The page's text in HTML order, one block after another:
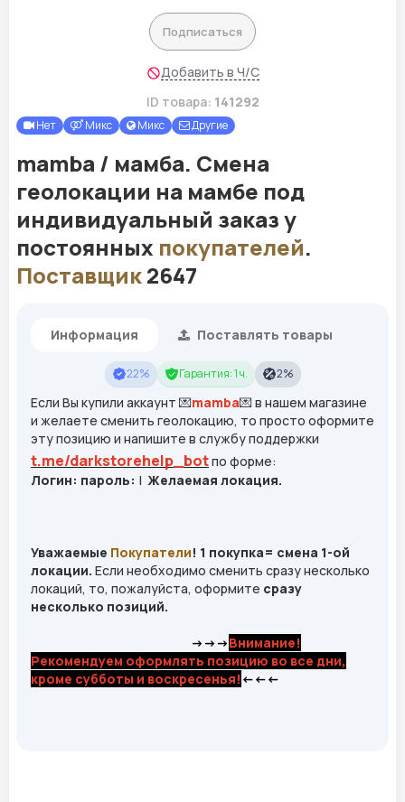
Подписаться
Добавить в Ч/С
ID товара: 141292
Нет Микс Микс Другие
mamba / мамба. Смена
геолокации на мамбе под
индивидуальный заказ у
постоянных покупателей.
Поставщик2647
Информация Поставлять товары
22% Гарантия: 1 ч. 2%
Если Вы купили аккаунт 💌mamba💌 в нашем магазине
и желаете сменить геолокацию, то просто оформите
эту позицию и напишите в службу поддержки
t.me/darkstorehelp_botпо форме:
Логин: пароль: | Желаемая локация.
Уважаемые Покупатели! 1 покупка= смена 1-ой
локации. Если необходимо сменить сразу несколько
локаций, то, пожалуйста, оформите сразу
несколько позиций.
->->->Внимание!
Рекомендуем оформлять позицию во все дни,
кроме субботы и воскресенья! <-<-<-